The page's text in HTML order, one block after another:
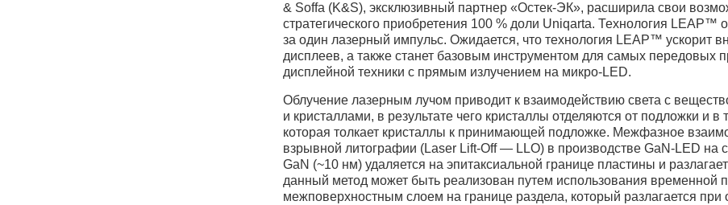
& Soffa (K&S), эксклюзивный партнер «Остек-ЭК», расширила свои
стратегического приобретения 100 % доли Uniqarta. Технология LEAP™
за один лазерный импульс. Ожидается, что технология LEAP™ ускорит
дисплеев, а также станет базовым инструментом для самых передовых
дисплейной техники с прямым излучением на микро-LED.
Облучение лазерным лучом приводит к взаимодействию света с
и кристаллами, в результате чего кристаллы отделяются от подложки и
которая толкает кристаллы к принимающей подложке. Межфазное
взрывной литографии (Laser Lift-Off — LLO) в производстве GaN-LED на
GaN (~10 нм) удаляется на эпитаксиальной границе пластины и
данный метод может быть реализован путем использования
межповерхностным слоем на границе раздела, который разлагается